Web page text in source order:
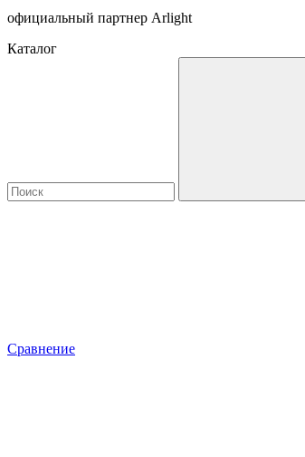
официальный партнер Arlight
Каталог
Сравнение